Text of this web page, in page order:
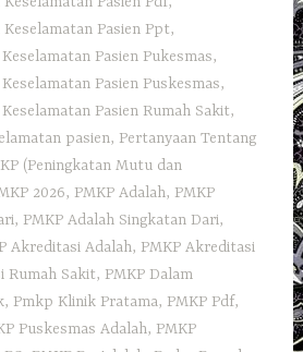
Pasien Ppt,
Pasien Pukesmas,
Pasien Puskesmas,
Pasien Rumah Sakit,
pasien, Pertanyaan Tentang
(Peningkatan Mutu dan
2026, PMKP Adalah, PMKP
, PMKP Adalah Singkatan Dari,
Akreditasi Adalah, PMKP Akreditasi
Rumah Sakit, PMKP Dalam
, Pmkp Klinik Pratama, PMKP Pdf,
Puskesmas Adalah, PMKP